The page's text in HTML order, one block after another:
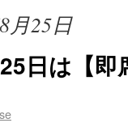
月25日
日は【即